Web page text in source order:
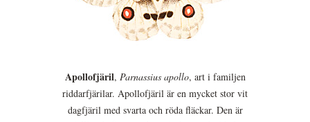
Apollofjäril, Parnassius apollo, art i familjen
riddarfjärilar. Apollofjäril är en mycket stor vit
dagfjäril med svarta och röda fläckar. Den är